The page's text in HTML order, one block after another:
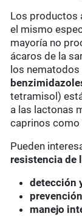
Los productos
el mismo
mayoría no
ácaros de la
los
tetramisol)
a las lactonas
caprinos como
Pueden
resistencia de
detección
manejo